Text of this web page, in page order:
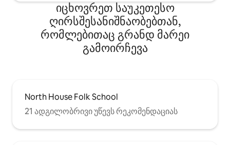
იცხოვრეთ საუკეთესო
ღირსშესანიშნაობებთან,
რომლებითაც გრანდ მარეი
გამოირჩევა
North House Folk School
21 ადგილობრივი უწევს რეკომენდაციას